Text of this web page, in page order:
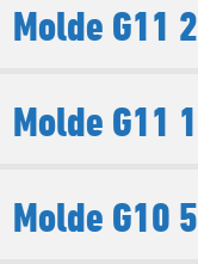
Molde G11 2
Molde G11 1
Molde G10 5